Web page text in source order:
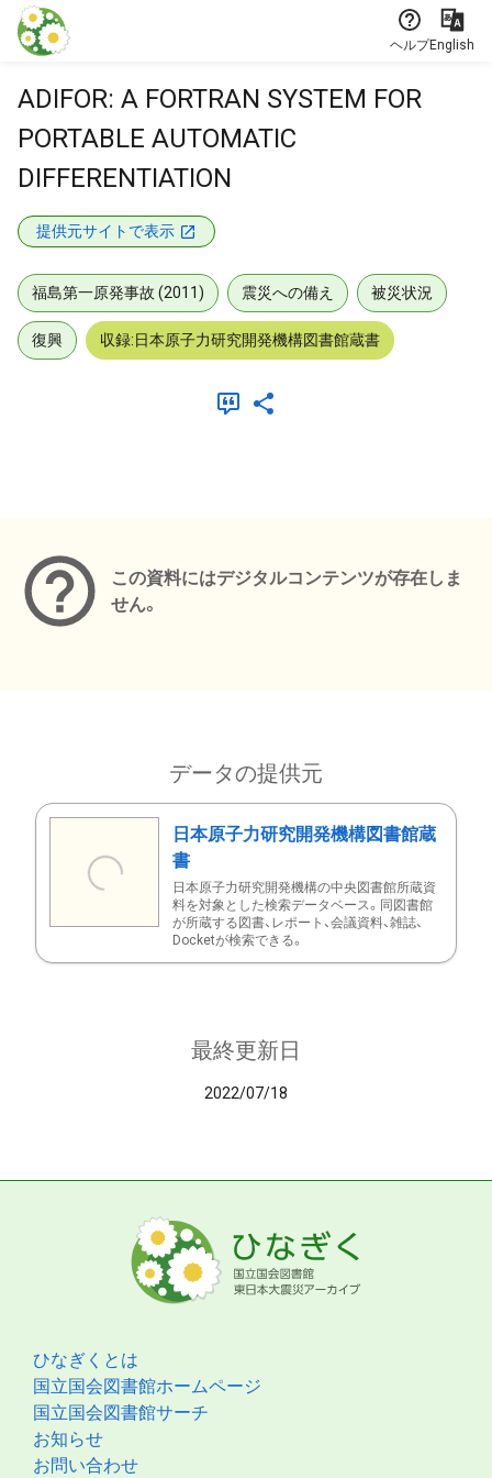
本文に飛ぶ
ヘルプEnglish
ADIFOR: A FORTRAN SYSTEM FOR
PORTABLE AUTOMATIC
DIFFERENTIATION
提供元サイトで表示
福島第一原発事故 (2011) 震災への備え 被災状況
復興 収録:日本原子力研究開発機構図書館蔵書
この資料にはデジタルコンテンツが存在しま
せん。
データの提供元
日本原子力研究開発機構図書館蔵
書
日本原子力研究開発機構の中央図書館所蔵資
料を対象とした検索データベース。同図書館
が所蔵する図書、レポート、会議資料、雑誌、
Docketが検索できる。
最終更新日
2022/07/18
ひなぎくとは
国立国会図書館ホームページ
国立国会図書館サーチ
お知らせ
お問い合わせ